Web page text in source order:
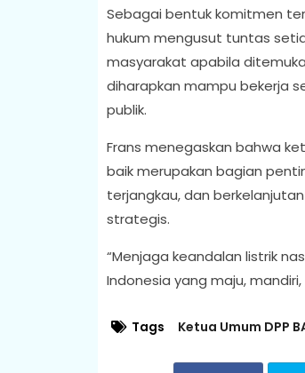
Sebagai bentuk komitmen
hukum mengusut tuntas
masyarakat apabila
diharapkan mampu bekerja
publik.
Frans menegaskan bahwa
baik merupakan bagian
terjangkau, dan
strategis.
“Menjaga keandalan listrik
Indonesia yang maju,
Tags Ketua Umum DPP